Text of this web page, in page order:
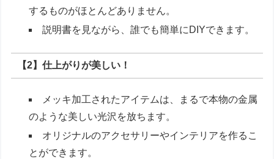
するものがほとんどありません。
説明書を見ながら、誰でも簡単にDIYできます。
【2】仕上がりが美しい！
メッキ加工されたアイテムは、まるで本物の金属
のような美しい光沢を放ちます。
オリジナルのアクセサリーやインテリアを作るこ
とができます。